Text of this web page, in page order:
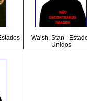
Walsh, Stan -
Unidos